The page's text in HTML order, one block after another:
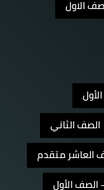
الاول
الصف الثاني
العاشر متقدم
- الصف الأول